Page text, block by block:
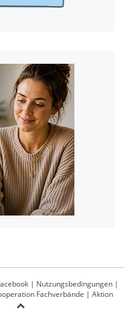
| Nutzungsbedingungen |
Fachverbände | Aktion